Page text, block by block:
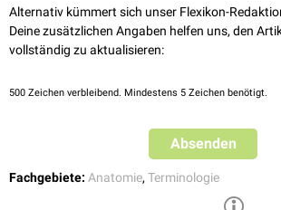
Alternativ kümmert sich unser Flexikon-
Deine zusätzlichen Angaben helfen uns, den
vollständig zu aktualisieren:
500 Zeichen verbleibend. Mindestens 5 Zeichen benötigt.
Absenden
Fachgebiete: Anatomie, Terminologie